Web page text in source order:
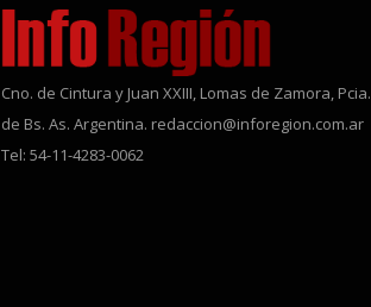
Cno. de Cintura y Juan XXIII, Lomas de Zamora, Pcia.
de Bs. As. Argentina. redaccion@inforegion.com.ar
Tel: 54-11-4283-0062